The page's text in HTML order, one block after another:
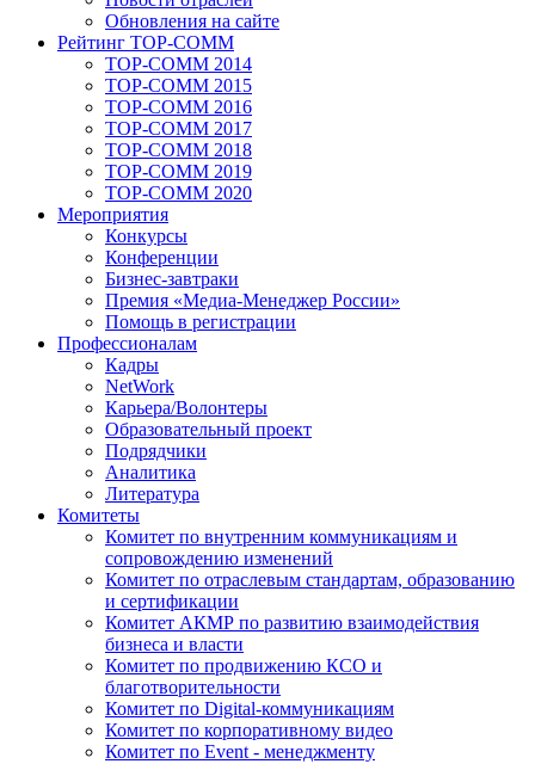
Обновления на сайте
Рейтинг TOP-COMM
TOP-COMM 2014
TOP-COMM 2015
TOP-COMM 2016
TOP-COMM 2017
TOP-COMM 2018
TOP-COMM 2019
TOP-COMM 2020
Мероприятия
Конкурсы
Конференции
Бизнес-завтраки
Премия «Медиа-Менеджер России»
Помощь в регистрации
Профессионалам
Кадры
NetWork
Карьера/Волонтеры
Образовательный проект
Подрядчики
Аналитика
Литература
Комитеты
Комитет по внутренним коммуникациям и
сопровождению изменений
Комитет по отраслевым стандартам, образованию
и сертификации
Комитет АКМР по развитию взаимодействия
бизнеса и власти
Комитет по продвижению КСО и
благотворительности
Комитет по Digital-коммуникациям
Комитет по корпоративному видео
Комитет по Event - менеджменту